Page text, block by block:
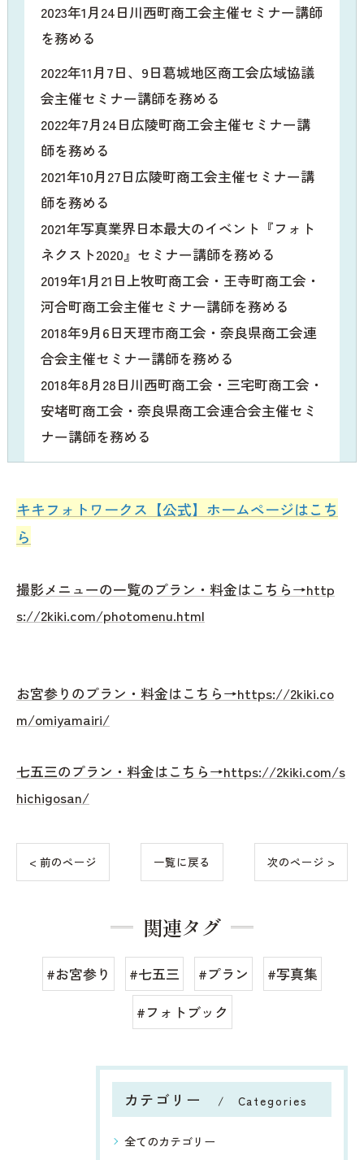
2023年1月24日川西町商工会主催セミナー講師
を務める
2022年11月7日、9日葛城地区商工会広域協議
会主催セミナー講師を務める
2022年7月24日広陵町商工会主催セミナー講
師を務める
2021年10月27日広陵町商工会主催セミナー講
師を務める
2021年写真業界日本最大のイベント『フォト
ネクスト2020』セミナー講師を務める
2019年1月21日上牧町商工会・王寺町商工会・
河合町商工会主催セミナー講師を務める
2018年9月6日天理市商工会・奈良県商工会連
合会主催セミナー講師を務める
2018年8月28日川西町商工会・三宅町商工会・
安堵町商工会・奈良県商工会連合会主催セミ
ナー講師を務める
キキフォトワークス【公式】ホームページはこち
ら
撮影メニューの一覧のプラン・料金はこちら→http
s://2kiki.com/photomenu.html
お宮参りのプラン・料金はこちら→https://2kiki.co
m/omiyamairi/
七五三のプラン・料金はこちら→https://2kiki.com/s
hichigosan/
< 前のページ 一覧に戻る 次のページ >
関連タグ
#お宮参り #七五三 #プラン
#写真集
#フォトブック
カテゴリー Categories
全てのカテゴリー